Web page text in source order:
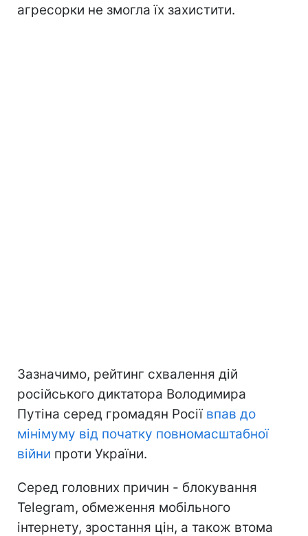
агресорки не змогла їх захистити.
Зазначимо, рейтинг схвалення дій
російського диктатора Володимира
Путіна серед громадян Росії впав до
мінімуму від початку повномасштабної
війни проти України.
Серед головних причин - блокування
Telegram, обмеження мобільного
інтернету, зростання цін, а також втома